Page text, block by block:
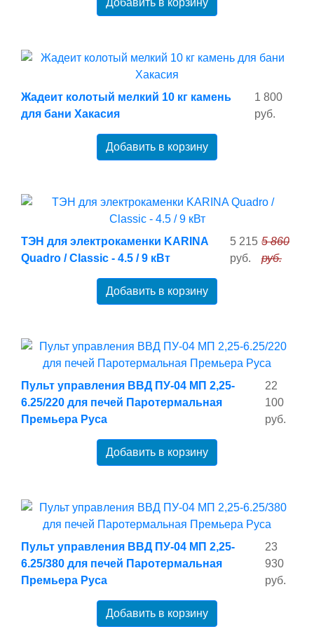
Добавить в корзину
Жадеит колотый мелкий 10 кг камень
для бани Хакасия
1 800
руб.
Добавить в корзину
ТЭН для электрокаменки KARINA
Quadro / Classic - 4.5 / 9 кВт
5 215
руб.
5 860
руб.
Добавить в корзину
Пульт управления ВВД ПУ-04 МП 2,25-
6.25/220 для печей Паротермальная
Премьера Руса
22
100
руб.
Добавить в корзину
Пульт управления ВВД ПУ-04 МП 2,25-
6.25/380 для печей Паротермальная
Премьера Руса
23
930
руб.
Добавить в корзину